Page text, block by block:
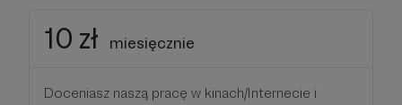
10 zł miesięcznie
Doceniasz naszą pracę w kinach/Internecie i